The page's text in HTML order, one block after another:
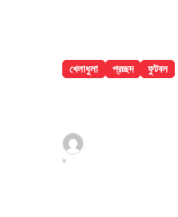
t
o
খেলাধুলা প্রচ্ছদ ফুটবল